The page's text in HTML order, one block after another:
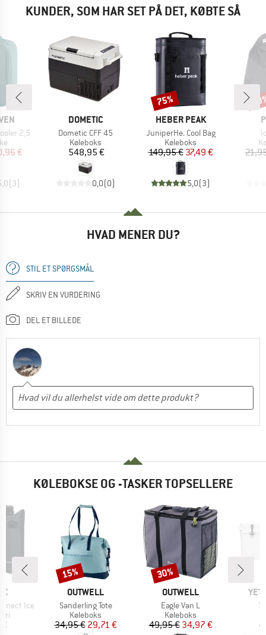
KUNDER, SOM HAR SET PÅ DET, KØBTE SÅ
2,5
pris
€
(3)
MÆRKE
DOMETIC
Artikel
Dometic CFF 45
Produktgruppe
Køleboks
Pris
548,95 €
0,0(0)
MÆRKE
HEBER PEAK
Artikel
JuniperHe. Cool Bag
Produktgruppe
Køleboks
Pris
149,95 €Nedsat pris
37,49 €
5,0(3)
Rabat
75%
HVAD MENER DU?
STIL ET SPØRGSMÅL
SKRIV EN VURDERING
DEL ET BILLEDE
KØLEBOKSE OG -TASKER TOPSELLERE
Ice
MÆRKE
OUTWELL
Artikel
Sanderling Tote
Produktgruppe
Køleboks
Pris
34,95 €Nedsat pris
29,71 €
Rabat
15%
MÆRKE
OUTWELL
Artikel
Eagle Van L
Produktgruppe
Køleboks
Pris
49,95 €Nedsat pris
34,97 €
Rabat
30%